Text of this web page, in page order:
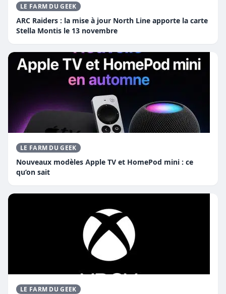
LE FARM DU GEEK
ARC Raiders : la mise à jour North Line apporte la carte
Stella Montis le 13 novembre
LE FARM DU GEEK
Nouveaux modèles Apple TV et HomePod mini : ce
qu’on sait
LE FARM DU GEEK